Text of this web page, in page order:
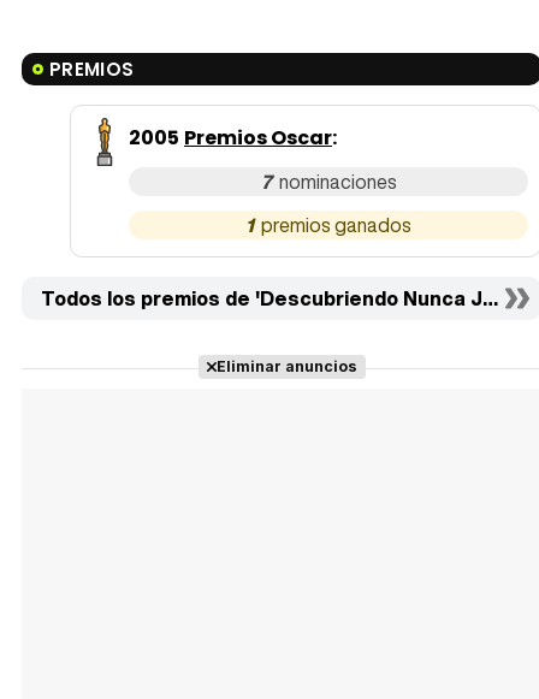
PREMIOS
2005 Premios Oscar:
7
1
Todos los premios de 'Descubriendo Nunca Jamás'
Eliminar anuncios